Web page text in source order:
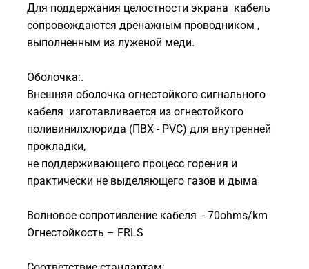
Для поддержания целостности экрана кабель
сопровождаются дренажным проводником ,
выполненным из луженой меди.
Оболочка:.
Внешняя оболочка огнестойкого сигнального
кабеля изготавливается из огнестойкого
поливинилхлорида (ПВХ - PVС) для внутренней
прокладки,
не поддерживающего процесс горения и
практически не выделяющего газов и дыма
Волновое сопротивление кабеля - 70ohms/km
Огнестойкость – FRLS